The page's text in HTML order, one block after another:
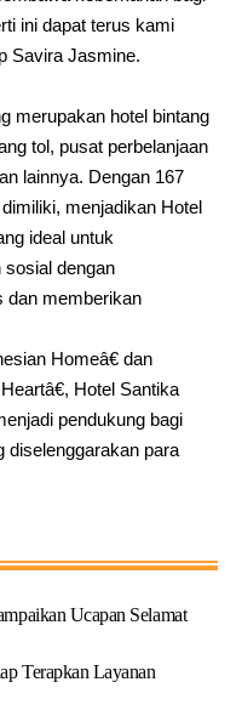
ini dapat terus kami
Savira Jasmine.
merupakan hotel bintang
tol, pusat perbelanjaan
lainnya. Dengan 167
menjadikan Hotel
ideal untuk
sosial dengan
dan memberikan
Homeâ€ dan
Hotel Santika
pendukung bagi
diselenggarakan para
Ucapan Selamat
Terapkan Layanan